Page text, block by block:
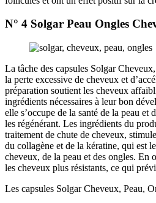
N° 4 Solgar Peau Ongles
La tâche des capsules Solgar
la perte excessive de cheveux et
préparation soutient les cheveux
ingrédients nécessaires à leur bon
elle s’occupe de la santé de la peau et
les régénérant. Les ingrédients du
traitement de chute de cheveux,
du collagène et de la kératine, qui est
cheveux, de la peau et des ongles. En
les cheveux plus résistants, ce qui
Les capsules Solgar Cheveux, Peau,